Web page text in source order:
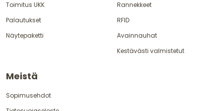
Toimitus UKK
Palautukset
Näytepaketti
Rannekkeet
RFID
Avainnauhat
Kestävästi valmistetut
Meistä
Sopimusehdot